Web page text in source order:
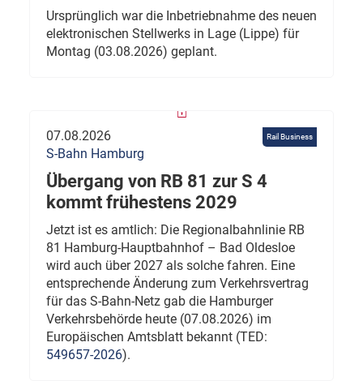
Ursprünglich war die Inbetriebnahme des neuen
elektronischen Stellwerks in Lage (Lippe) für
Montag (03.08.2026) geplant.
Rail Business
07.08.2026
S-Bahn Hamburg
Übergang von RB 81 zur S 4
kommt frühestens 2029
Jetzt ist es amtlich: Die Regionalbahnlinie RB
81 Hamburg-Hauptbahnhof – Bad Oldesloe
wird auch über 2027 als solche fahren. Eine
entsprechende Änderung zum Verkehrsvertrag
für das S-Bahn-Netz gab die Hamburger
Verkehrsbehörde heute (07.08.2026) im
Europäischen Amtsblatt bekannt (TED:
549657-2026).